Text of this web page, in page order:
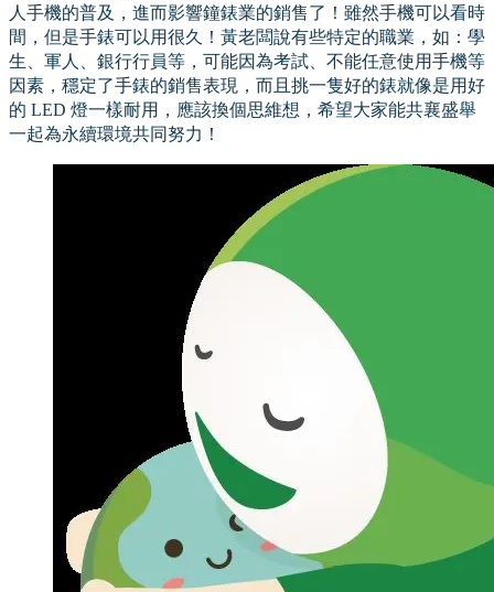
人手機的普及，進而影響鐘錶業的銷售了！雖然手機可以看時
間，但是手錶可以用很久！黃老闆說有些特定的職業，如：學
生、軍人、銀行行員等，可能因為考試、不能任意使用手機等
因素，穩定了手錶的銷售表現，而且挑一隻好的錶就像是用好
的 LED 燈一樣耐用，應該換個思維想，希望大家能共襄盛舉
一起為永續環境共同努力！